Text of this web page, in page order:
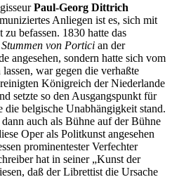
Paul-Georg Dittrich
Anliegen ist es, sich mit
befassen. 1830 hatte das
Stummen von Portici an der
angesehen, sondern hatte sich vom
war gegen die verhaßte
Königreich der Niederlande
setzte so den Ausgangspunkt für
belgische Unabhängigkeit stand.
auch als Bühne auf der Bühne
Oper als Politkunst angesehen
prominentester Verfechter
hat in seiner „Kunst der
daß der Librettist die Ursache